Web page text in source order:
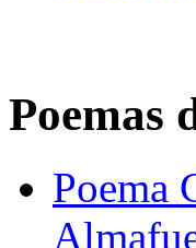
Poemas
Poema